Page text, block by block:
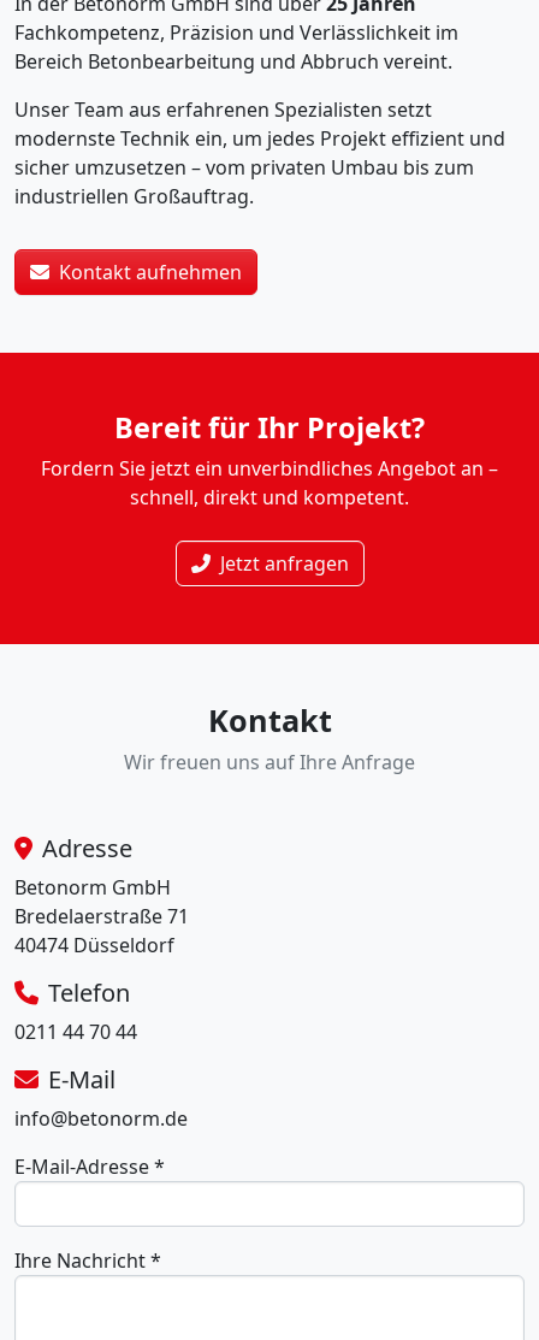
Fachkompetenz, Präzision und Verlässlichkeit im
Bereich Betonbearbeitung und Abbruch vereint.
Unser Team aus erfahrenen Spezialisten setzt
modernste Technik ein, um jedes Projekt effizient und
sicher umzusetzen – vom privaten Umbau bis zum
industriellen Großauftrag.
Kontakt aufnehmen
Bereit für Ihr Projekt?
Fordern Sie jetzt ein unverbindliches Angebot an –
schnell, direkt und kompetent.
Jetzt anfragen
Kontakt
Wir freuen uns auf Ihre Anfrage
Adresse
Betonorm GmbH
Bredelaerstraße 71
40474 Düsseldorf
Telefon
0211 44 70 44
E-Mail
info@betonorm.de
E-Mail-Adresse*
Ihre Nachricht*